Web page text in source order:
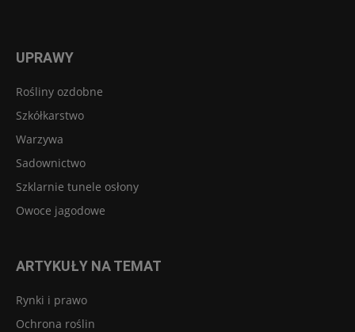
UPRAWY
Rośliny ozdobne
Szkółkarstwo
Warzywa
Sadownictwo
Szklarnie tunele osłony
Owoce jagodowe
ARTYKUŁY NA TEMAT
Rynki i prawo
Ochrona roślin